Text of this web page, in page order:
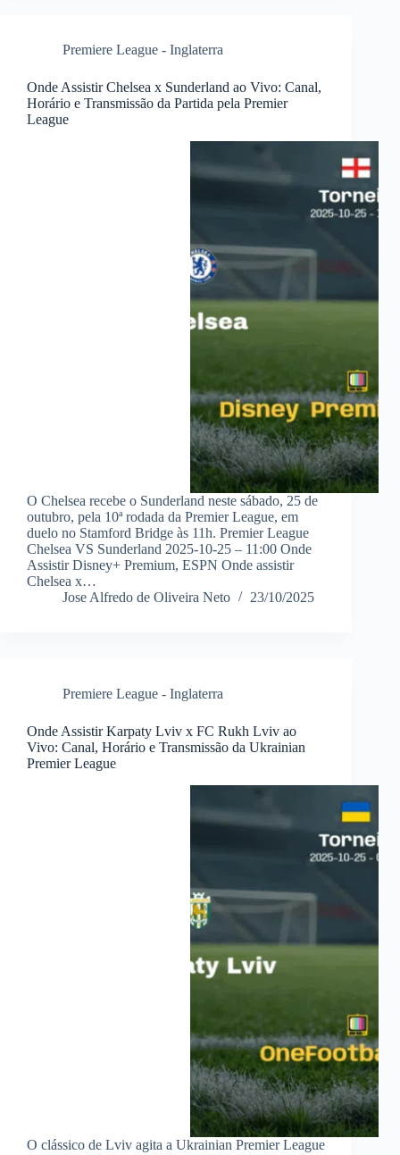
Premiere League - Inglaterra
Onde Assistir Chelsea x Sunderland ao Vivo: Canal,
Horário e Transmissão da Partida pela Premier
League
O Chelsea recebe o Sunderland neste sábado, 25 de
outubro, pela 10ª rodada da Premier League, em
duelo no Stamford Bridge às 11h. Premier League
Chelsea VS Sunderland 2025-10-25 – 11:00 Onde
Assistir Disney+ Premium, ESPN Onde assistir
Chelsea x…
Jose Alfredo de Oliveira Neto
23/10/2025
Premiere League - Inglaterra
Onde Assistir Karpaty Lviv x FC Rukh Lviv ao
Vivo: Canal, Horário e Transmissão da Ukrainian
Premier League
O clássico de Lviv agita a Ukrainian Premier League